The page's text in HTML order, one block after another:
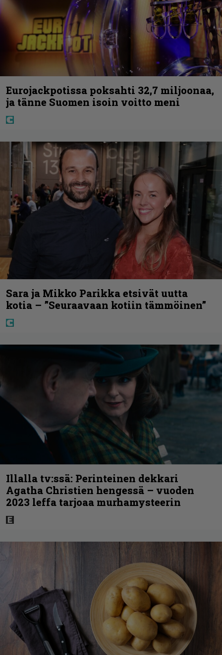
Eurojackpotissa poksahti 32,7 miljoonaa,
ja tänne Suomen isoin voitto meni
Sara ja Mikko Parikka etsivät uutta
kotia – ”Seuraavaan kotiin tämmöinen”
Illalla tv:ssä: Perinteinen dekkari
Agatha Christien hengessä – vuoden
2023 leffa tarjoaa murhamysteerin